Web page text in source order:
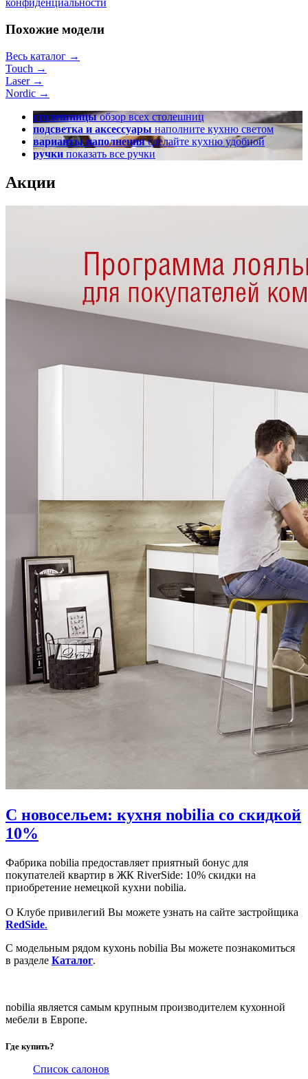
конфиденциальности
Похожие модели
Весь каталог →
Touch →
Laser →
Nordic →
столешницыобзор всех столешниц
подсветка и аксессуары наполните кухню светом
варианты наполнениясделайте кухню удобной
ручкипоказать все ручки
Акции
С новосельем: кухня nobilia со скидкой
10%
Фабрика nobilia предоставляет приятный бонус для
покупателей квартир в ЖК RiverSide: 10% скидки на
приобретение немецкой кухни nobilia.
О Клубе привилегий Вы можете узнать на сайте застройщика
RedSide.
С модельным рядом кухонь nobilia Вы можете познакомиться
в разделе Каталог.
nobilia является самым крупным производителем кухонной
мебели в Европе.
Где купить?
Список салонов